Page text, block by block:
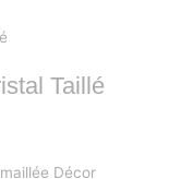
Taillé